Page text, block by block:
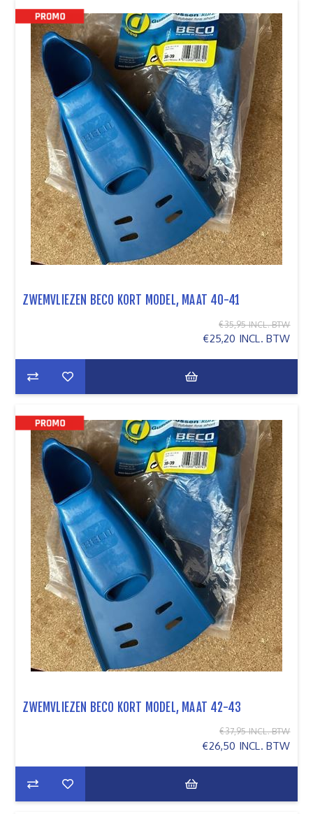
ZWEMVLIEZEN BECO KORT MODEL, MAAT 40-41
€25,20 INCL. BTW
€35,95 INCL. BTW
ZWEMVLIEZEN BECO KORT MODEL, MAAT 42-43
€26,50 INCL. BTW
€37,95 INCL. BTW